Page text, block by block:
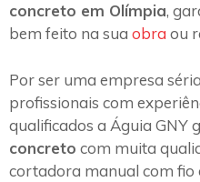
concreto em Olímpia,
bem feito na sua obra ou
Por ser uma empresa
profissionais com
qualificados a Águia GNY
concreto com muita
cortadora manual com